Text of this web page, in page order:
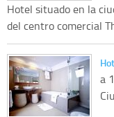
Hotel situado en la
del centro comercial
a